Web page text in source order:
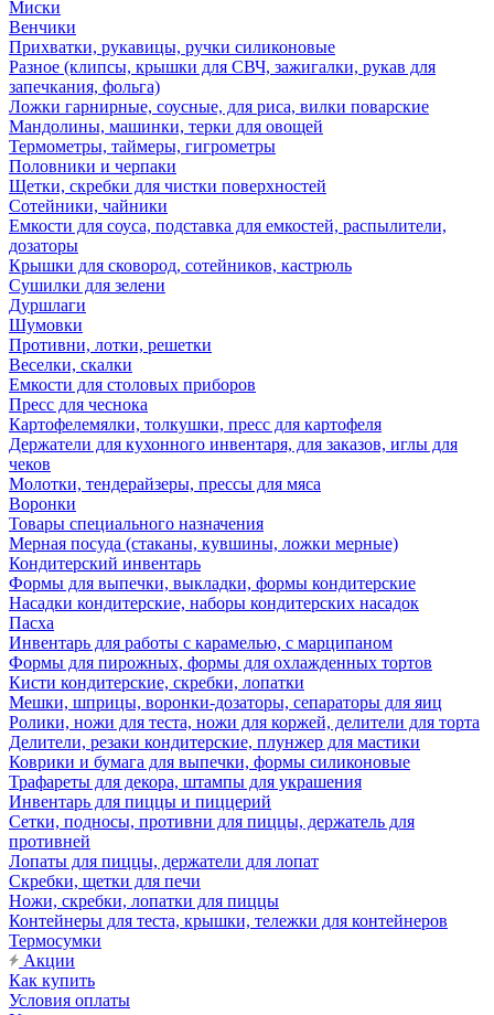
Миски
Венчики
Прихватки, рукавицы, ручки силиконовые
Разное (клипсы, крышки для СВЧ, зажигалки, рукав для
запечкания, фольга)
Ложки гарнирные, соусные, для риса, вилки поварские
Мандолины, машинки, терки для овощей
Термометры, таймеры, гигрометры
Половники и черпаки
Щетки, скребки для чистки поверхностей
Сотейники, чайники
Емкости для соуса, подставка для емкостей, распылители,
дозаторы
Крышки для сковород, сотейников, кастрюль
Сушилки для зелени
Дуршлаги
Шумовки
Противни, лотки, решетки
Веселки, скалки
Емкости для столовых приборов
Пресс для чеснока
Картофелемялки, толкушки, пресс для картофеля
Держатели для кухонного инвентаря, для заказов, иглы для
чеков
Молотки, тендерайзеры, прессы для мяса
Воронки
Товары специального назначения
Мерная посуда (стаканы, кувшины, ложки мерные)
Кондитерский инвентарь
Формы для выпечки, выкладки, формы кондитерские
Насадки кондитерские, наборы кондитерских насадок
Пасха
Инвентарь для работы с карамелью, с марципаном
Формы для пирожных, формы для охлажденных тортов
Кисти кондитерские, скребки, лопатки
Мешки, шприцы, воронки-дозаторы, сепараторы для яиц
Ролики, ножи для теста, ножи для коржей, делители для торта
Делители, резаки кондитерские, плунжер для мастики
Коврики и бумага для выпечки, формы силиконовые
Трафареты для декора, штампы для украшения
Инвентарь для пиццы и пиццерий
Сетки, подносы, противни для пиццы, держатель для
противней
Лопаты для пиццы, держатели для лопат
Скребки, щетки для печи
Ножи, скребки, лопатки для пиццы
Контейнеры для теста, крышки, тележки для контейнеров
Термосумки
Акции
Как купить
Условия оплаты